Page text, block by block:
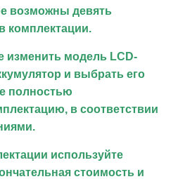
возможны девять
комплектации.
изменить модель LCD-
и выбрать его
полностью
в соответствии
используйте
стоимость и